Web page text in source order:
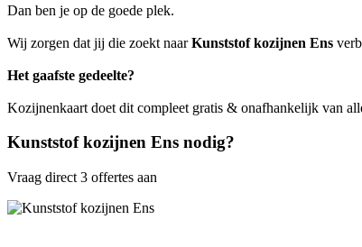
Dan ben je op de goede plek.
Wij zorgen dat jij die zoekt naarKunststof kozijnen Ens
Het gaafste gedeelte?
Kozijnenkaart doet dit compleet gratis & onafhankelijk van
Kunststof kozijnen Ens nodig?
Vraag direct 3 offertes aan